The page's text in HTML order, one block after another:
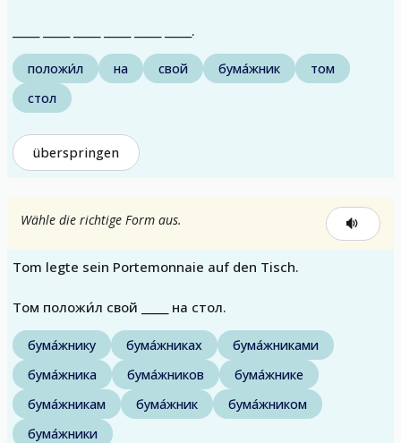
_____ _____ _____ _____ _____ _____.
положи́л на свой бума́жник
том
стол
überspringen
Wähle die richtige Form aus.
Tom legte sein Portemonnaie auf den Tisch.
Том положи́л свой _____ на стол.
бума́жнику бума́жниках
бума́жниками
бума́жника
бума́жников
бума́жнике
бума́жникам
бума́жник
бума́жником
бума́жники